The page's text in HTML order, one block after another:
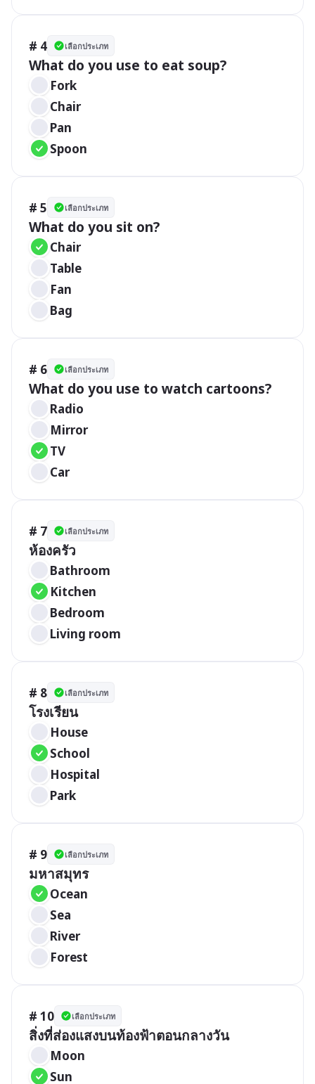
# 4 เลือกประเภท
What do you use to eat soup?
Fork
Chair
Pan
Spoon
# 5 เลือกประเภท
What do you sit on?
Chair
Table
Fan
Bag
# 6 เลือกประเภท
What do you use to watch cartoons?
Radio
Mirror
TV
Car
# 7 เลือกประเภท
ห้องครัว
Bathroom
Kitchen
Bedroom
Living room
# 8 เลือกประเภท
โรงเรียน
House
School
Hospital
Park
# 9 เลือกประเภท
มหาสมุทร
Ocean
Sea
River
Forest
# 10 เลือกประเภท
สิ่งที่ส่องแสงบนท้องฟ้าตอนกลางวัน
Moon
Sun